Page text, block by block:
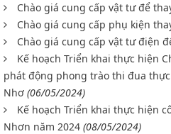
Chào giá cung cấp vật tư để
Chào giá cung cấp phụ kiện
Chào giá cung cấp vật tư điện
Kế hoạch Triển khai thực hiện
phát động phong trào thi đua
Nhơ (06/05/2024)
Kế hoạch Triển khai thực hiện
Nhơn năm 2024 (08/05/2024)